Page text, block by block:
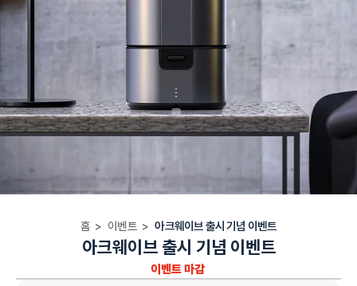
홈> 이벤트 >아크웨이브 출시 기념 이벤트
아크웨이브 출시 기념 이벤트
이벤트 마감